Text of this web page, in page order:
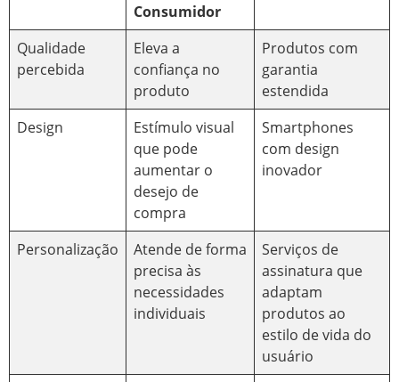
Consumidor
Qualidade
percebida
Eleva a
confiança no
produto
Produtos com
garantia
estendida
Design
Estímulo visual
que pode
aumentar o
desejo de
compra
Smartphones
com design
inovador
Personalização
Atende de forma
precisa às
necessidades
individuais
Serviços de
assinatura que
adaptam
produtos ao
estilo de vida do
usuário